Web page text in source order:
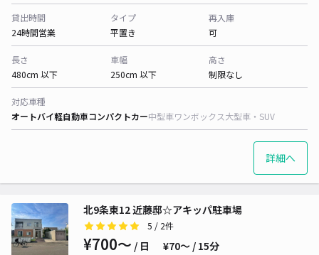
貸出時間
24時間営業
タイプ
平置き
再入庫
可
長さ
480cm 以下
車幅
250cm 以下
高さ
制限なし
対応車種
オートバイ軽自動車コンパクトカー中型車ワンボックス大型車・SUV
詳細へ
北9条東12 近藤邸☆アキッパ駐車場
5 / 2件
¥700〜 / 日 ¥70〜 / 15分